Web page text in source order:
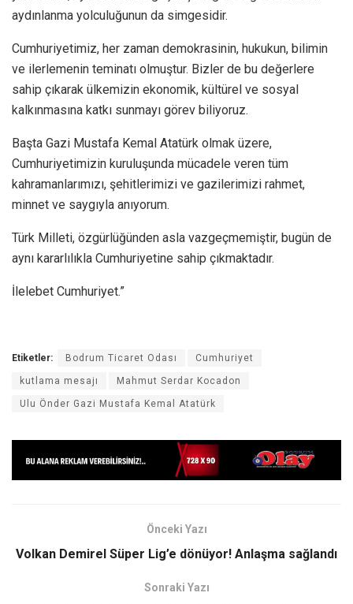
aydınlanma yolculuğunun da simgesidir.
Cumhuriyetimiz, her zaman demokrasinin, hukukun, bilimin
ve ilerlemenin teminatı olmuştur. Bizler de bu değerlere
sahip çıkarak ülkemizin ekonomik, kültürel ve sosyal
kalkınmasına katkı sunmayı görev biliyoruz.
Başta Gazi Mustafa Kemal Atatürk olmak üzere,
Cumhuriyetimizin kuruluşunda mücadele veren tüm
kahramanlarımızı, şehitlerimizi ve gazilerimizi rahmet,
minnet ve saygıyla anıyorum.
Türk Milleti, özgürlüğünden asla vazgeçmemiştir, bugün de
aynı kararlılıkla Cumhuriyetine sahip çıkmaktadır.
İlelebet Cumhuriyet.”
Etiketler: Bodrum Ticaret Odası Cumhuriyet
kutlama mesajı Mahmut Serdar Kocadon
Ulu Önder Gazi Mustafa Kemal Atatürk
Önceki Yazı
Volkan Demirel Süper Lig’e dönüyor! Anlaşma sağlandı
Sonraki Yazı